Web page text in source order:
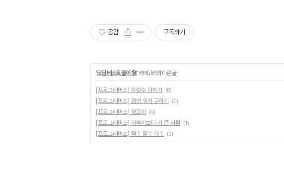
공감 구독하기
'코딩 테스트 풀이 🛠' 카테고리의 다른 글
[프로그래머스] 자릿수 더하기 (0)
[프로그래머스] 점의 위치 구하기 (0)
[프로그래머스] 양꼬치 (0)
[프로그래머스] 머쓱이보다 키 큰 사람 (1)
[프로그래머스] 짝수 홀수 개수 (0)